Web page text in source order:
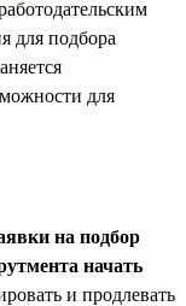
для подбора
для
на подбор
начать
и продлевать